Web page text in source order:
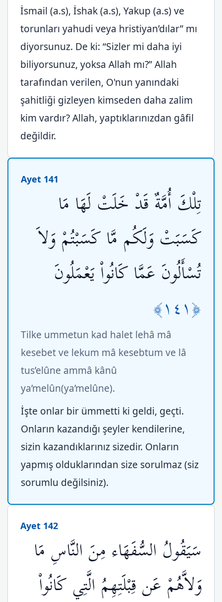
İsmail (a.s), İshak (a.s), Yakup (a.s) ve
torunları yahudi veya hristiyan’dılar” mı
diyorsunuz. De ki: “Sizler mi daha iyi
biliyorsunuz, yoksa Allah mı?” Allah
tarafından verilen, O'nun yanındaki
şahitliği gizleyen kimseden daha zalim
kim vardır? Allah, yaptıklarınızdan gâfil
değildir.
Ayet 141
تِلْكَ أُمَّةٌ قَدْ خَلَتْ لَهَا مَا
كَسَبَتْ وَلَكُم مَّا كَسَبْتُمْ وَلاَ
تُسْأَلُونَ عَمَّا كَانُواْ يَعْمَلُونَ
﴿١٤١﴾
Tilke ummetun kad halet lehâ mâ
kesebet ve lekum mâ kesebtum ve lâ
tus’elûne ammâ kânû
ya’melûn(ya’melûne).
İşte onlar bir ümmetti ki geldi, geçti.
Onların kazandığı şeyler kendilerine,
sizin kazandıklarınız sizedir. Onların
yapmış olduklarından size sorulmaz (siz
sorumlu değilsiniz).
Ayet 142
سَيَقُولُ السُّفَهَاء مِنَ النَّاسِ مَا
وَلاَّهُمْ عَن قِبْلَتِهِمُ الَّتِي كَانُواْ